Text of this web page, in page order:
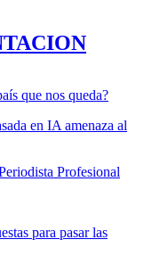
que nos queda?
en IA amenaza al
Profesional
para pasar las